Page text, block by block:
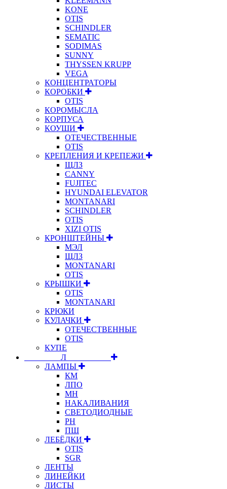
KONE
OTIS
SCHINDLER
SEMATIC
SODIMAS
SUNNY
THYSSEN KRUPP
VEGA
КОНЦЕНТРАТОРЫ
КОРОБКИ
OTIS
КОРОМЫСЛА
КОРПУСА
КОУШИ
ОТЕЧЕСТВЕННЫЕ
OTIS
КРЕПЛЕНИЯ И КРЕПЕЖИ
ЩЛЗ
CANNY
FUJITEC
HYUNDAI ELEVATOR
MONTANARI
SCHINDLER
OTIS
XIZI OTIS
КРОНШТЕЙНЫ
МЭЛ
ЩЛЗ
MONTANARI
OTIS
КРЫШКИ
OTIS
MONTANARI
КРЮКИ
КУЛАЧКИ
ОТЕЧЕСТВЕННЫЕ
OTIS
КУПЕ
⠀⠀⠀⠀⠀⠀Л⠀⠀⠀⠀⠀⠀⠀
ЛАМПЫ
КМ
ЛПО
МН
НАКАЛИВАНИЯ
СВЕТОДИОДНЫЕ
РН
ПШ
ЛЕБЁДКИ
OTIS
SGR
ЛЕНТЫ
ЛИНЕЙКИ
ЛИСТЫ